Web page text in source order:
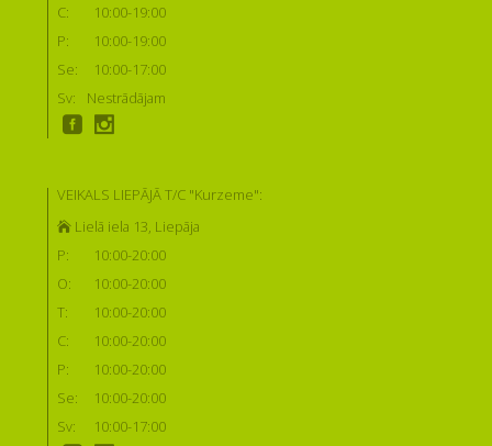
C:
10:00-19:00
P:
10:00-19:00
Se:
10:00-17:00
Sv:
Nestrādājam
VEIKALS LIEPĀJĀ T/C "Kurzeme":
Lielā iela 13, Liepāja
P:
10:00-20:00
O:
10:00-20:00
T:
10:00-20:00
C:
10:00-20:00
P:
10:00-20:00
Se:
10:00-20:00
Sv:
10:00-17:00